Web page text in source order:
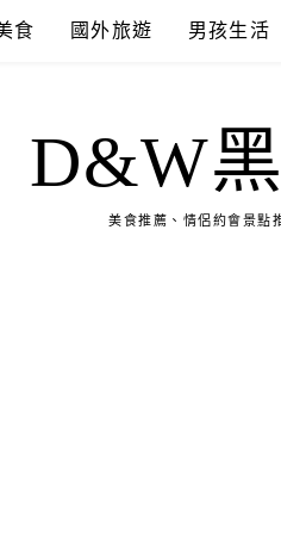
食 國外旅遊 男孩生活
D&W
美食推薦、情侶約會景點